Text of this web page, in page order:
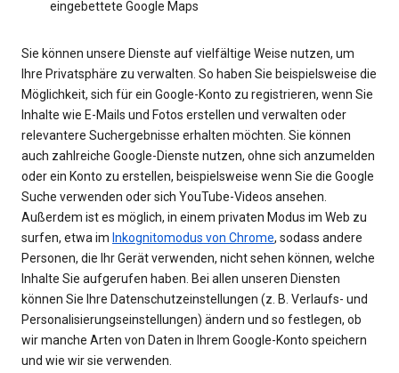
eingebettete Google Maps
Sie können unsere Dienste auf vielfältige Weise nutzen, um
Ihre Privatsphäre zu verwalten. So haben Sie beispielsweise die
Möglichkeit, sich für ein Google-Konto zu registrieren, wenn Sie
Inhalte wie E-Mails und Fotos erstellen und verwalten oder
relevantere Suchergebnisse erhalten möchten. Sie können
auch zahlreiche Google-Dienste nutzen, ohne sich anzumelden
oder ein Konto zu erstellen, beispielsweise wenn Sie die Google
Suche verwenden oder sich YouTube-Videos ansehen.
Außerdem ist es möglich, in einem privaten Modus im Web zu
surfen, etwa im Inkognitomodus von Chrome, sodass andere
Personen, die Ihr Gerät verwenden, nicht sehen können, welche
Inhalte Sie aufgerufen haben. Bei allen unseren Diensten
können Sie Ihre Datenschutzeinstellungen (z. B. Verlaufs- und
Personalisierungseinstellungen) ändern und so festlegen, ob
wir manche Arten von Daten in Ihrem Google-Konto speichern
und wie wir sie verwenden.